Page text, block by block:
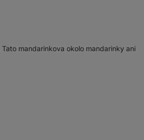
mandarinkova okolo mandarinky ani